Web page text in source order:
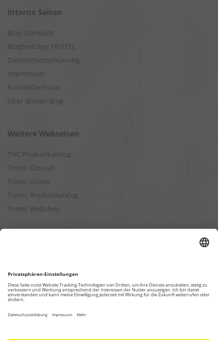
Interne Seiten
Blog Startseite
Blogbeiträge TROTEC
Datenschutzerklärung
Impressum
Kontaktformular
Über diesen Blog
Weitere Webseiten
THC Produktkatalog
Trotec Consult
Trotec Group
Trotec Produktkatalog
Trotec Webshop
Entfeuchtungsleistung berechnen
Kapazitätsberechnung für Luftreiniger
Klimatisierungsleistung berechnen
Ventilationsleistung berechnen